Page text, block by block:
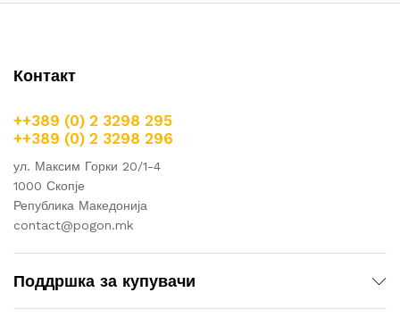
Контакт
++389 (0) 2 3298 295
++389 (0) 2 3298 296
ул. Максим Горки 20/1-4
1000 Скопје
Република Македонија
contact@pogon.mk
Поддршка за купувачи